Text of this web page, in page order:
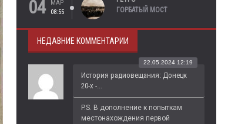
04
МАР
08:55
ГОРБАТЫЙ МОСТ
НЕДАВНИЕ КОММЕНТАРИИ
История радиовещания: Донецк
20-х -...
22.05.2024 12:19
P.S. В дополнение к попыткам
местонахождения первой